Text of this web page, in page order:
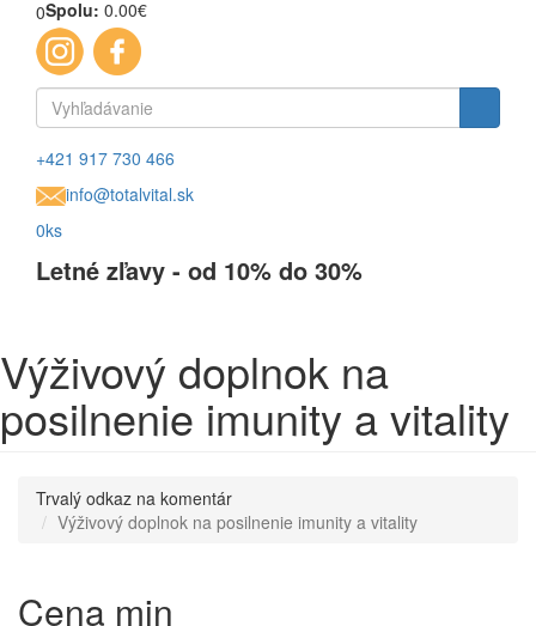
0Spolu: 0.00€
Vyhľadávanie
Vyhľadávanie
+421 917 730 466
info@totalvital.sk
0ks
Letné zľavy - od 10% do 30%
Výživový doplnok na
posilnenie imunity a vitality
Trvalý odkaz na komentár
Výživový doplnok na posilnenie imunity a vitality
Cena min